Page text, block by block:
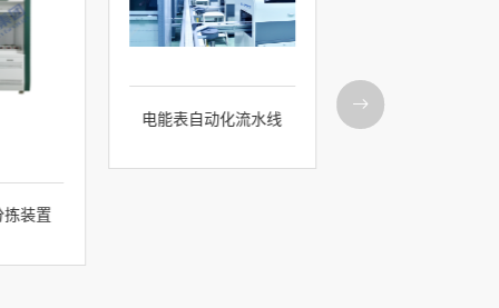
拣装置
电能表自动化流水线